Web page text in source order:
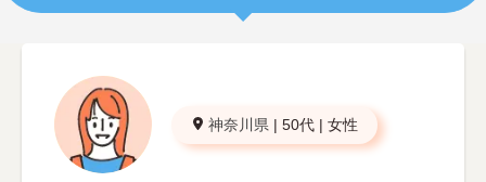
神奈川県 | 50代 | 女性